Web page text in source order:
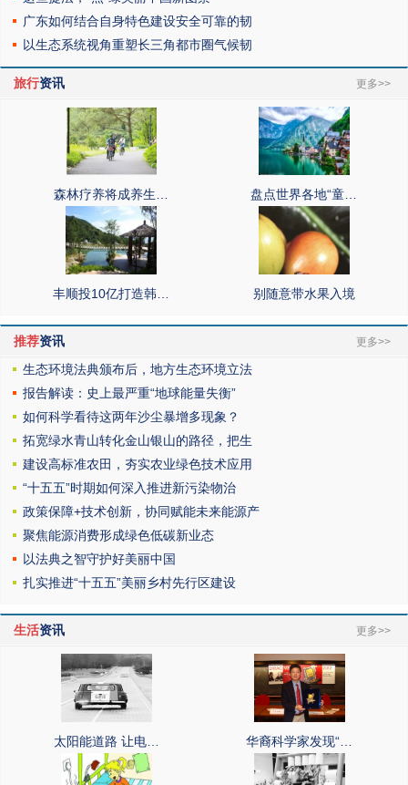
广东如何结合自身特色建设安全可靠的韧
以生态系统视角重塑长三角都市圈气候韧
旅行资讯 更多>>
森林疗养将成养生… 盘点世界各地“童…
丰顺投10亿打造韩… 别随意带水果入境
推荐资讯 更多>>
生态环境法典颁布后，地方生态环境立法
报告解读：史上最严重“地球能量失衡”
如何科学看待这两年沙尘暴增多现象？
拓宽绿水青山转化金山银山的路径，把生
建设高标准农田，夯实农业绿色技术应用
“十五五”时期如何深入推进新污染物治
政策保障+技术创新，协同赋能未来能源产
聚焦能源消费形成绿色低碳新业态
以法典之智守护好美丽中国
扎实推进“十五五”美丽乡村先行区建设
生活资讯 更多>>
太阳能道路 让电… 华裔科学家发现“…